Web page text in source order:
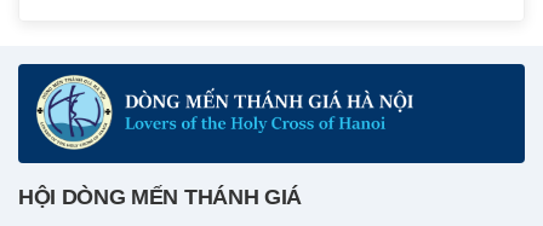
HỘI DÒNG MẾN THÁNH GIÁ